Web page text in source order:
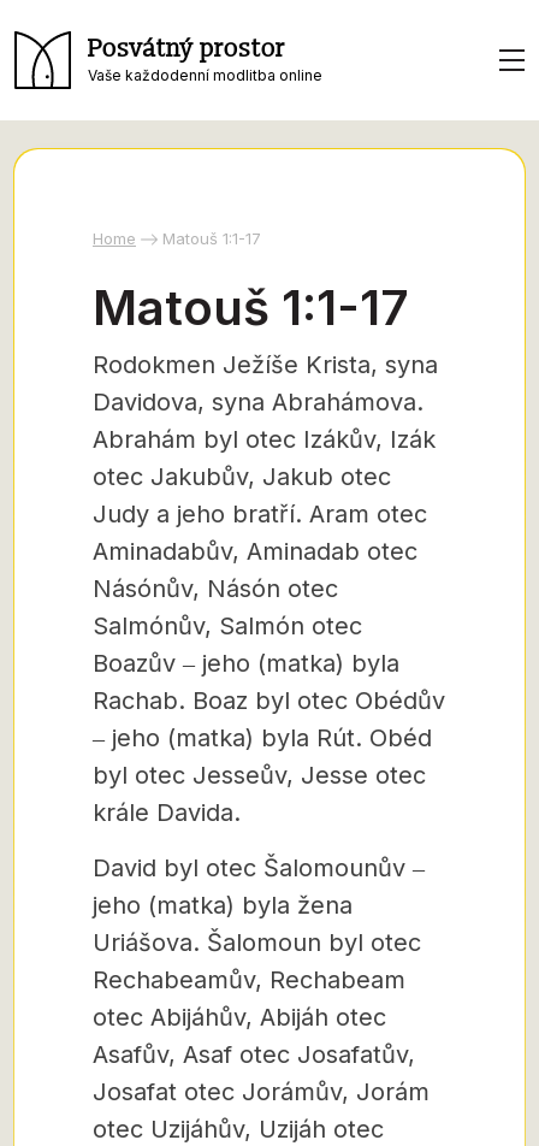
Posvátný prostor
Vaše každodenní modlitba online
Home Matouš 1:1-17
Matouš 1:1-17
Rodokmen Ježíše Krista, syna
Davidova, syna Abrahámova.
Abrahám byl otec Izákův, Izák
otec Jakubův, Jakub otec
Judy a jeho bratří. Aram otec
Aminadabův, Aminadab otec
Násónův, Násón otec
Salmónův, Salmón otec
Boazův ‒ jeho (matka) byla
Rachab. Boaz byl otec Obédův
‒ jeho (matka) byla Rút. Obéd
byl otec Jesseův, Jesse otec
krále Davida.
David byl otec Šalomounův ‒
jeho (matka) byla žena
Uriášova. Šalomoun byl otec
Rechabeamův, Rechabeam
otec Abijáhův, Abijáh otec
Asafův, Asaf otec Josafatův,
Josafat otec Jorámův, Jorám
otec Uzijáhův, Uzijáh otec